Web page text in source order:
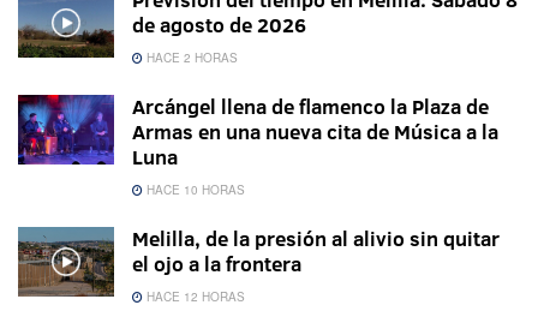
de agosto de 2026
HACE 2 HORAS
Arcángel llena de flamenco la Plaza de
Armas en una nueva cita de Música a la
Luna
HACE 10 HORAS
Melilla, de la presión al alivio sin quitar
el ojo a la frontera
HACE 12 HORAS